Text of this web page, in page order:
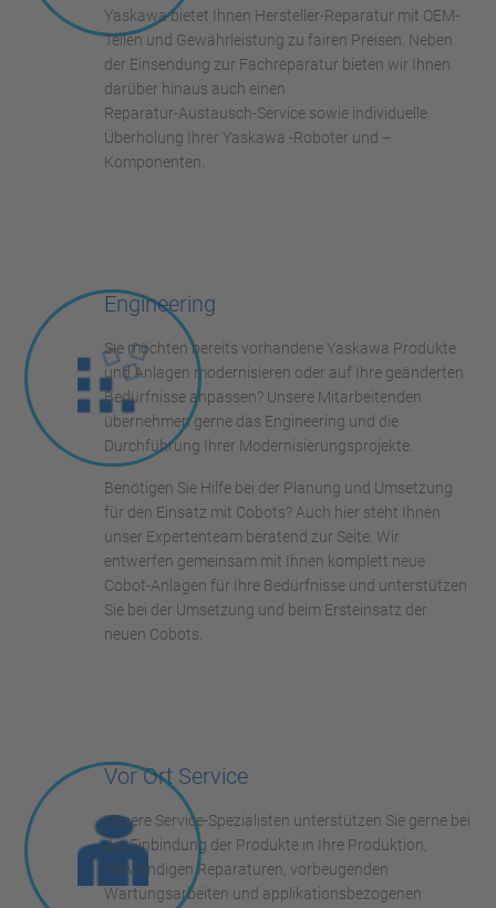
Yaskawa bietet Ihnen Hersteller-Reparatur mit OEM-
Teilen und Gewährleistung zu fairen Preisen. Neben
der Einsendung zur Fachreparatur bieten wir Ihnen
darüber hinaus auch einen
Reparatur-Austausch-Service sowie individuelle
Überholung Ihrer Yaskawa -Roboter und –
Komponenten.
Engineering
Sie möchten bereits vorhandene Yaskawa Produkte
und Anlagen modernisieren oder auf Ihre geänderten
Bedürfnisse anpassen? Unsere Mitarbeitenden
übernehmen gerne das Engineering und die
Durchführung Ihrer Modernisierungsprojekte.
Benötigen Sie Hilfe bei der Planung und Umsetzung
für den Einsatz mit Cobots? Auch hier steht Ihnen
unser Expertenteam beratend zur Seite. Wir
entwerfen gemeinsam mit Ihnen komplett neue
Cobot-Anlagen für Ihre Bedürfnisse und unterstützen
Sie bei der Umsetzung und beim Ersteinsatz der
neuen Cobots.
Vor Ort Service
Unsere Service-Spezialisten unterstützen Sie gerne bei
der Einbindung der Produkte in Ihre Produktion,
notwendigen Reparaturen, vorbeugenden
Wartungsarbeiten und applikationsbezogenen